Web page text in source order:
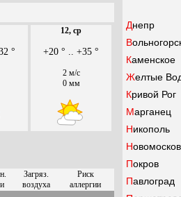
°
12, ср
+20 ° .. +35 °
2 м/с
0 мм
Загряз.
воздуха
Риск
аллергии
Днепр
Каменское
Желтые
Кривой Рог
Марганец
Никополь
Покров
Павлоград